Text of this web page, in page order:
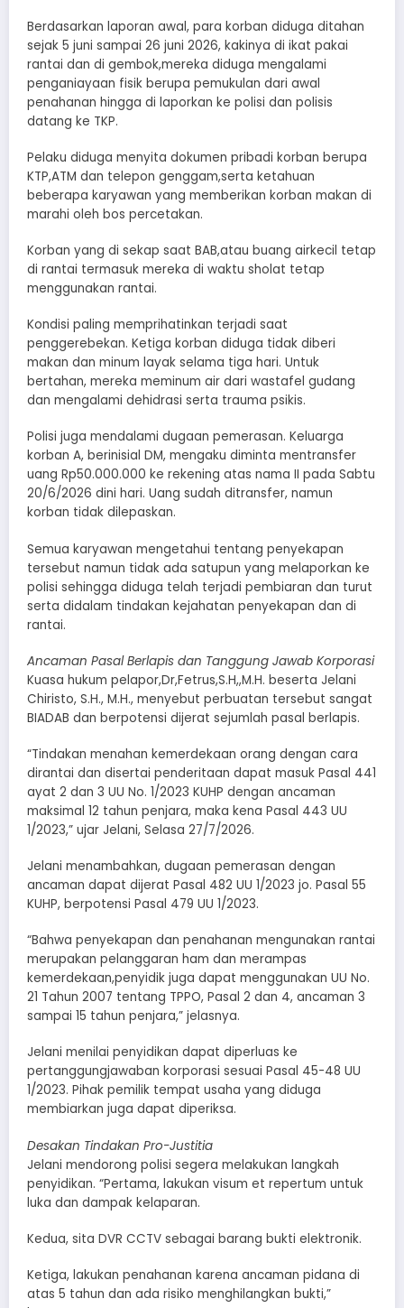
Berdasarkan laporan awal, para korban diduga ditahan
sejak 5 juni sampai 26 juni 2026, kakinya di ikat pakai
rantai dan di gembok,mereka diduga mengalami
penganiayaan fisik berupa pemukulan dari awal
penahanan hingga di laporkan ke polisi dan polisis
datang ke TKP.
Pelaku diduga menyita dokumen pribadi korban berupa
KTP,ATM dan telepon genggam,serta ketahuan
beberapa karyawan yang memberikan korban makan di
marahi oleh bos percetakan.
Korban yang di sekap saat BAB,atau buang airkecil tetap
di rantai termasuk mereka di waktu sholat tetap
menggunakan rantai.
Kondisi paling memprihatinkan terjadi saat
penggerebekan. Ketiga korban diduga tidak diberi
makan dan minum layak selama tiga hari. Untuk
bertahan, mereka meminum air dari wastafel gudang
dan mengalami dehidrasi serta trauma psikis.
Polisi juga mendalami dugaan pemerasan. Keluarga
korban A, berinisial DM, mengaku diminta mentransfer
uang Rp50.000.000 ke rekening atas nama II pada Sabtu
20/6/2026 dini hari. Uang sudah ditransfer, namun
korban tidak dilepaskan.
Semua karyawan mengetahui tentang penyekapan
tersebut namun tidak ada satupun yang melaporkan ke
polisi sehingga diduga telah terjadi pembiaran dan turut
serta didalam tindakan kejahatan penyekapan dan di
rantai.
Ancaman Pasal Berlapis dan Tanggung Jawab Korporasi
Kuasa hukum pelapor,Dr,Fetrus,S.H,,M.H. beserta Jelani
Chiristo, S.H., M.H., menyebut perbuatan tersebut sangat
BIADAB dan berpotensi dijerat sejumlah pasal berlapis.
“Tindakan menahan kemerdekaan orang dengan cara
dirantai dan disertai penderitaan dapat masuk Pasal 441
ayat 2 dan 3 UU No. 1/2023 KUHP dengan ancaman
maksimal 12 tahun penjara, maka kena Pasal 443 UU
1/2023,” ujar Jelani, Selasa 27/7/2026.
Jelani menambahkan, dugaan pemerasan dengan
ancaman dapat dijerat Pasal 482 UU 1/2023 jo. Pasal 55
KUHP, berpotensi Pasal 479 UU 1/2023.
“Bahwa penyekapan dan penahanan mengunakan rantai
merupakan pelanggaran ham dan merampas
kemerdekaan,penyidik juga dapat menggunakan UU No.
21 Tahun 2007 tentang TPPO, Pasal 2 dan 4, ancaman 3
sampai 15 tahun penjara,” jelasnya.
Jelani menilai penyidikan dapat diperluas ke
pertanggungjawaban korporasi sesuai Pasal 45-48 UU
1/2023. Pihak pemilik tempat usaha yang diduga
membiarkan juga dapat diperiksa.
Desakan Tindakan Pro-Justitia
Jelani mendorong polisi segera melakukan langkah
penyidikan. “Pertama, lakukan visum et repertum untuk
luka dan dampak kelaparan.
Kedua, sita DVR CCTV sebagai barang bukti elektronik.
Ketiga, lakukan penahanan karena ancaman pidana di
atas 5 tahun dan ada risiko menghilangkan bukti,”